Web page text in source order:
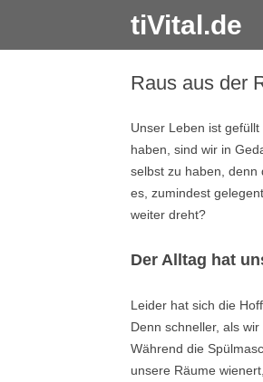
tiVital.de
Raus aus der
Unser Leben ist
haben, sind wir in
selbst zu haben, denn
es, zumindest
weiter dreht?
Der Alltag hat
Leider hat sich die
Denn schneller, als
Während die
unsere Räume